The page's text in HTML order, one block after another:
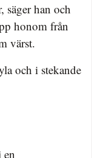
säger han och
honom från
värst.
och i stekande